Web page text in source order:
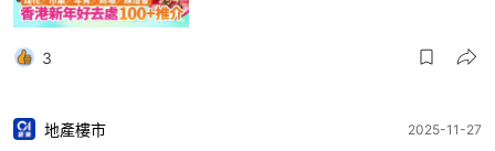
3
地產樓市 2025-11-27